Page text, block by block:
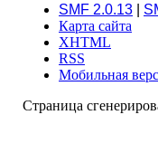
SMF 2.0.13
Карта сайта
XHTML
RSS
Мобильная
Страница